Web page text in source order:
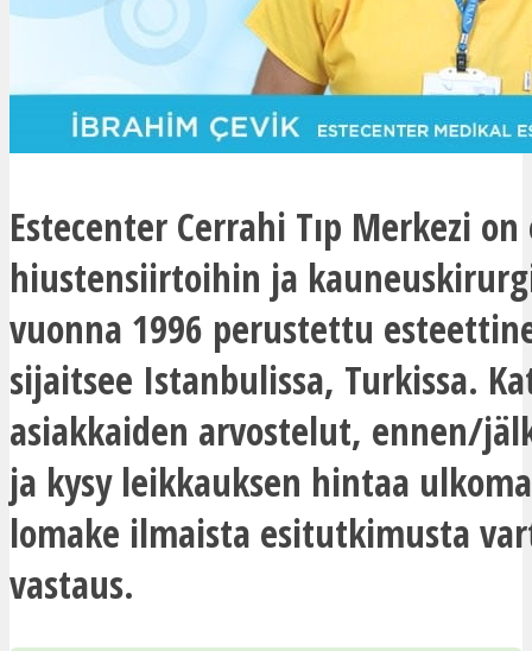
Estecenter Cerrahi Tıp Merkezi
hiustensiirtoihin ja
vuonna 1996 perustettu
sijaitsee Istanbulissa, Turkissa.
asiakkaiden arvostelut, ennen/
ja kysy leikkauksen hintaa
lomake ilmaista esitutkimusta
vastaus.